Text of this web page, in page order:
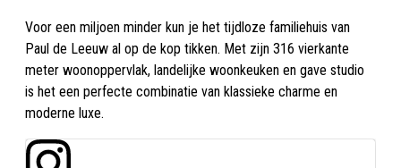
Voor een miljoen minder kun je het tijdloze familiehuis van
Paul de Leeuw al op de kop tikken. Met zijn 316 vierkante
meter woonoppervlak, landelijke woonkeuken en gave studio
is het een perfecte combinatie van klassieke charme en
moderne luxe.